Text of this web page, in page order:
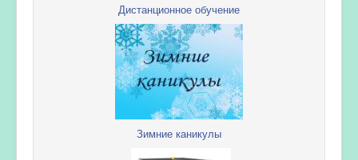
Дистанционное обучение
Зимние каникулы